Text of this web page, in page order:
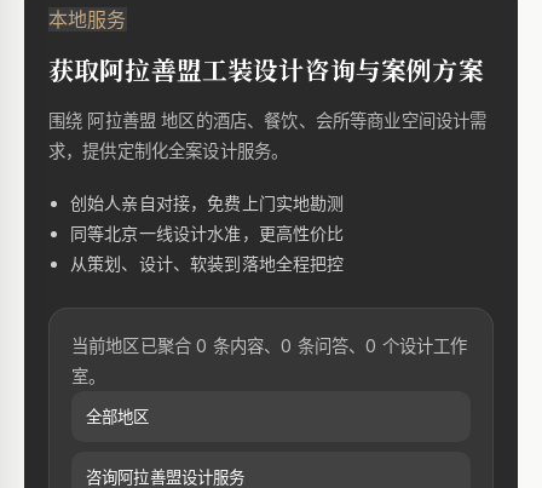
本地服务
获取阿拉善盟工装设计咨询与案例方案
围绕 阿拉善盟 地区的酒店、餐饮、会所等商业空间设计需
求，提供定制化全案设计服务。
创始人亲自对接，免费上门实地勘测
同等北京一线设计水准，更高性价比
从策划、设计、软装到落地全程把控
当前地区已聚合 0 条内容、0 条问答、0 个设计工作
室。
全部地区
咨询阿拉善盟设计服务